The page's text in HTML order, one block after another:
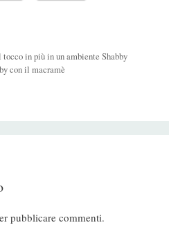
in più in un ambiente Shabby
con il macramè
pubblicare commenti.